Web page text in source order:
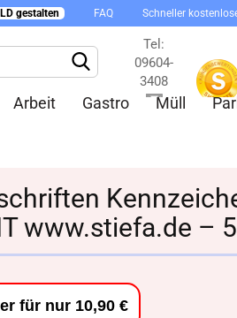
gestalten FAQ Schneller
Tel:
09604-
3408
Arbeit Gastro Müll
www.stiefa.de –
für nur 10,90 €